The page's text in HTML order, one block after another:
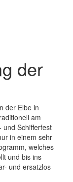
der
der Elbe in
am
und Schifferfest
in einem sehr
welches
und bis ins
und ersatzlos